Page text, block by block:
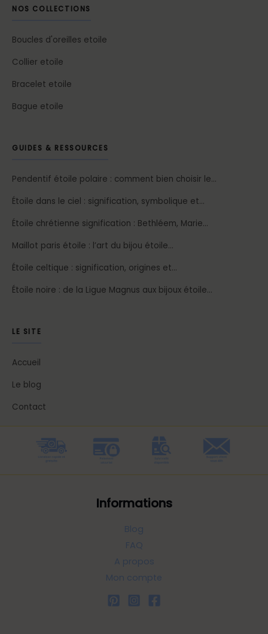
NOS COLLECTIONS
Boucles d'oreilles etoile
Collier etoile
Bracelet etoile
Bague etoile
GUIDES & RESSOURCES
Pendentif étoile polaire : comment bien choisir le…
Étoile dans le ciel : signification, symbolique et…
Étoile chrétienne signification : Bethléem, Marie…
Maillot paris étoile : l’art du bijou étoile…
Étoile celtique : signification, origines et…
Étoile noire : de la Ligue Magnus aux bijoux étoile…
LE SITE
Accueil
Le blog
Contact
Informations
Blog
FAQ
A propos
Mon compte